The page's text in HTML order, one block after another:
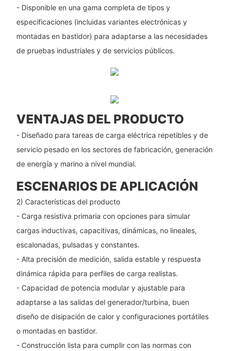
- Disponible en una gama completa de tipos y
especificaciones (incluidas variantes electrónicas y
montadas en bastidor) para adaptarse a las necesidades
de pruebas industriales y de servicios públicos.
VENTAJAS DEL PRODUCTO
- Diseñado para tareas de carga eléctrica repetibles y de
servicio pesado en los sectores de fabricación, generación
de energía y marino a nivel mundial.
ESCENARIOS DE APLICACIÓN
2) Características del producto
- Carga resistiva primaria con opciones para simular
cargas inductivas, capacitivas, dinámicas, no lineales,
escalonadas, pulsadas y constantes.
- Alta precisión de medición, salida estable y respuesta
dinámica rápida para perfiles de carga realistas.
- Capacidad de potencia modular y ajustable para
adaptarse a las salidas del generador/turbina, buen
diseño de disipación de calor y configuraciones portátiles
o montadas en bastidor.
- Construcción lista para cumplir con las normas con